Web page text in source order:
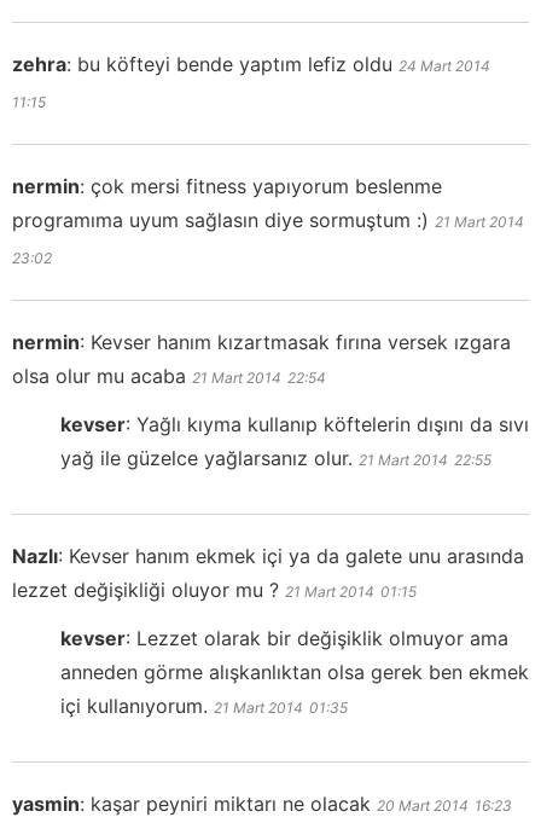
zehra: bu köfteyi bende yaptım lefiz oldu 24 Mart 2014
11:15
nermin: çok mersi fitness yapıyorum beslenme
programıma uyum sağlasın diye sormuştum :) 21 Mart 2014
23:02
nermin: Kevser hanım kızartmasak fırına versek ızgara
olsa olur mu acaba 21 Mart 2014 22:54
kevser: Yağlı kıyma kullanıp köftelerin dışını da sıvı
yağ ile güzelce yağlarsanız olur. 21 Mart 2014 22:55
Nazlı: Kevser hanım ekmek içi ya da galete unu arasında
lezzet değişikliği oluyor mu ? 21 Mart 2014 01:15
kevser: Lezzet olarak bir değişiklik olmuyor ama
anneden görme alışkanlıktan olsa gerek ben ekmek
içi kullanıyorum. 21 Mart 2014 01:35
yasmin: kaşar peyniri miktarı ne olacak 20 Mart 2014 16:23